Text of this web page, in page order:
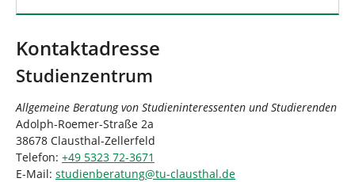
Kontaktadresse
Studienzentrum
Allgemeine Beratung von Studieninteressenten und Studierenden
Adolph-Roemer-Straße 2a
38678 Clausthal-Zellerfeld
Telefon: +49 5323 72-3671
E-Mail: studienberatung@tu-clausthal.de